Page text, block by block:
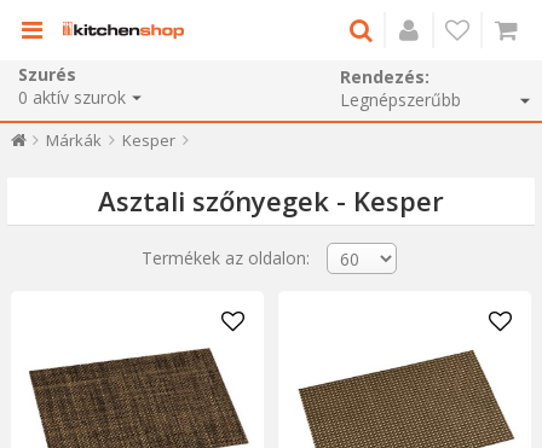
Szurés
0 aktív szurok
Rendezés:
Márkák Kesper
Asztali szőnyegek - Kesper
Termékek az oldalon: